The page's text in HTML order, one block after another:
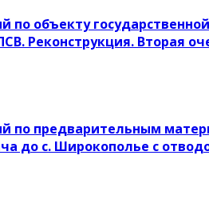
объекту
Реконструкция. Вторая
по предварительным
до с. Широкополье с